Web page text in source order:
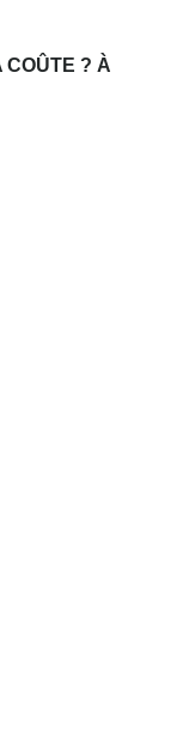
COÛTE ? À